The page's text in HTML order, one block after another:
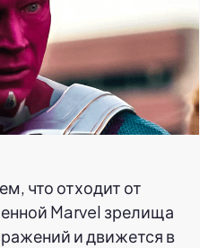
что отходит от
Marvel зрелища
и движется в